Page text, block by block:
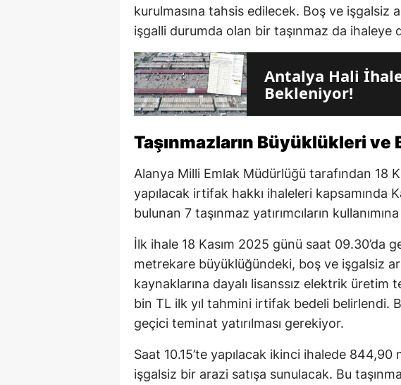
kurulmasına tahsis edilecek. Boş ve işgalsiz
işgalli durumda olan bir taşınmaz da ihaleye
Antalya Hali
Bekleniyor!
Taşınmazların Büyüklükleri ve
Alanya Milli Emlak Müdürlüğü tarafından 18
yapılacak irtifak hakkı ihaleleri kapsamında
bulunan 7 taşınmaz yatırımcıların
İlk ihale 18 Kasım 2025 günü saat 09.30’da
metrekare büyüklüğündeki, boş ve işgalsiz
kaynaklarına dayalı lisanssız elektrik üretim
bin TL ilk yıl tahmini irtifak bedeli belirlendi.
geçici teminat yatırılması gerekiyor.
Saat 10.15’te yapılacak ikinci ihalede
işgalsiz bir arazi satışa sunulacak. Bu